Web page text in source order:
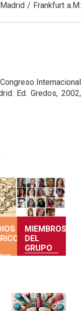
/ Frankfurt a.M:
Internacional
Ed. Gredos, 2002,
MIEMBROS
DEL
GRUPO
perfiles